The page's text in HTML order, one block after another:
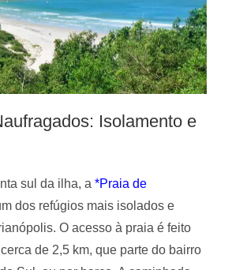
Isolamento e
sul da ilha, a*Praia de
dos refúgios mais isolados e
O acesso à praia é feito
de 2,5 km, que parte do bairro